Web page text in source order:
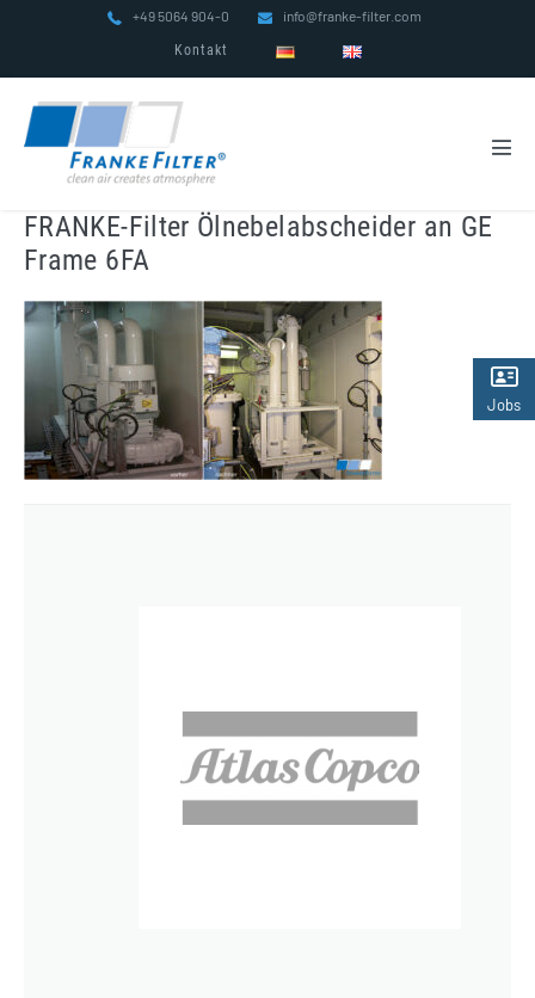
+49 5064 904-0 info@franke-filter.com
Kontakt
FRANKE-Filter Ölnebelabscheider an GE
Frame 6FA
Jobs